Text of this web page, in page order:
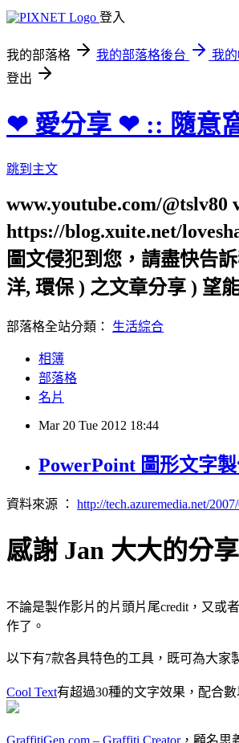
登入
我的部落格 我的部落格後台
我
登出
❤ 愛分享 ❤ :: 隨意
跳到主文
www.youtube.com/@tslv80
https://blog.xuite.net/
圖文侵犯到您，請盡快告
洋, 環保 ) 之文章分享 ) 望
部落格全站分類： 生活綜合
相簿
部落格
名片
Mar 20 Tue 2012 18:44
PowerPoint 圖形文字
資料來源 ： http://tech.azuremedia.net/
感謝 Jan 大大的分
不論是製作影片的片頭片尾credit，又或
作了。
以下有7款各具特色的工具，既可為大家
Cool Text有超過30種的文字效果，配合